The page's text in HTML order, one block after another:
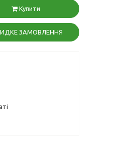
Купити
ЗАМОВЛЕННЯ